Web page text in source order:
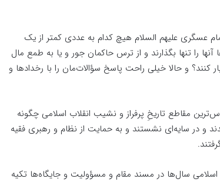
عسگری علیهم السلام هیچ کدام به عددی کمتر از یک
را تنها بگذارند و از ترس حاکمان جور و یا به طمع مال
کنند؟ و حالا خیلی راحت پاسخ سؤالات‌مان را با رخدادها و
مقاطع تاریخِ پرفراز و نشیب انقلاب اسلامی چگونه
و در سایه‌ای نشستند و به حمایت از نظام و رهبری فقیه
اسلامی سال‌ها در مسند مقام و مسؤولیت و جایگاه‌ها تکیه